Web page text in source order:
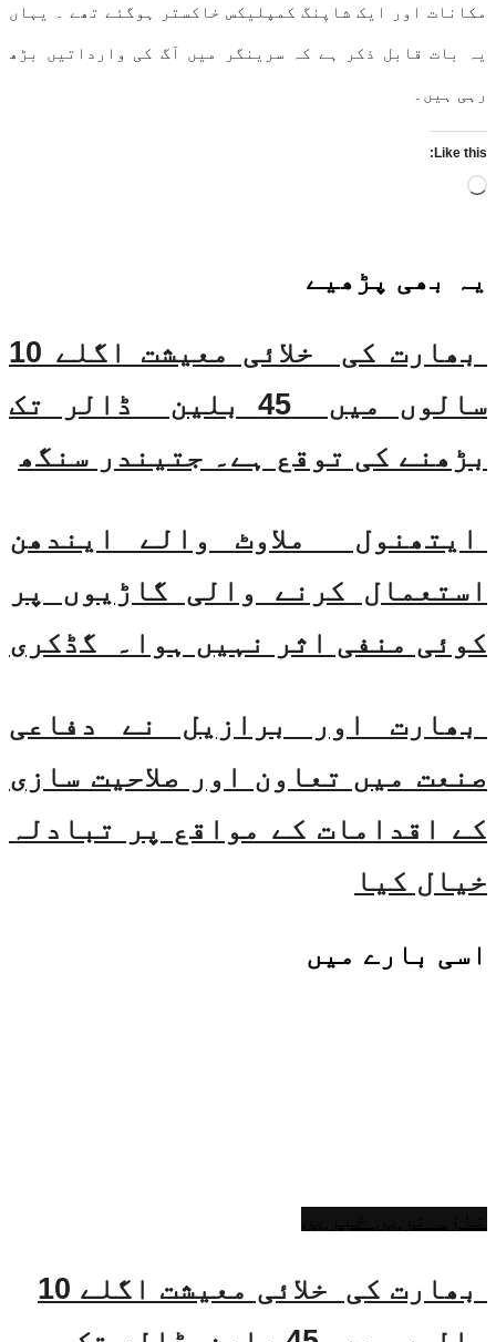
مکانات اور ایک شاپنگ کمپلیکس خاکستر ہوگئے تھے ۔ یہاں
یہ بات قابل ذکر ہے کہ سرینگر میں آگ کی وارداتیں بڑھ
رہی ہیں۔
Like this:
Loading…
یہ بھی پڑھیے
بھارت کی خلائی معیشت اگلے 10
سالوں میں 45 بلین ڈالر تک
بڑھنے کی توقع ہے۔ جتیندر سنگھ
ایتھنول ملاوٹ والے ایندھن
استعمال کرنے والی گاڑیوں پر
کوئی منفی اثر نہیں ہوا۔ گڈکری
بھارت اور برازیل نے دفاعی
صنعت میں تعاون اور صلاحیت سازی
کے اقدامات کے مواقع پر تبادلہ
خیال کیا
اسی بارے میں
بھارت کی خلائی معیشت اگلے 10